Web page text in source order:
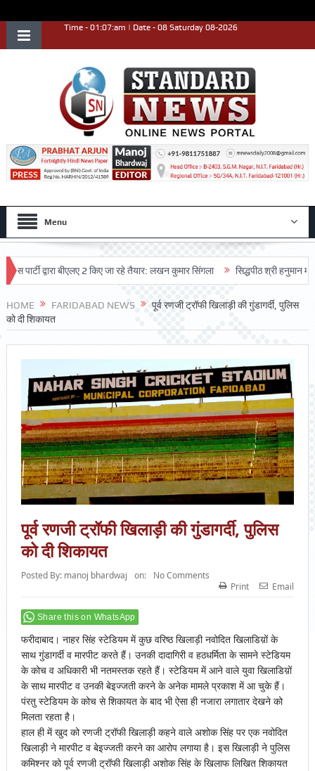
Time - 01:07:am | Date - 08 Saturday 08-2026
Menu
द्वारा बीएलए 2 किए जा रहे तैयार: लखन कुमार सिंगला सिद्धपीठ श्री हनुमान मंदिर का
HOME FARIDABAD NEWS
पूर्व रणजी ट्रॉफी खिलाड़ी की गुंडागर्दी, पुलिस
को दी शिकायत
पूर्व रणजी ट्रॉफी खिलाड़ी की गुंडागर्दी, पुलिस
को दी शिकायत
Posted By: manoj bhardwaj on:
No Comments
Print
Email
Share this on WhatsApp
फरीदाबाद। नाहर सिंह स्टेडियम में कुछ वरिष्ठ खिलाड़ी नवोदित खिलाडिय़ों के
साथ गुंडागर्दी व मारपीट करते हैं। उनकी दादागिरी व हठधर्मिता के सामने स्टेडियम
के कोच व अधिकारी भी नतमस्तक रहते हैं। स्टेडियम में आने वाले युवा खिलाडिय़ों
के साथ मारपीट व उनकी बेइज्जती करने के अनेक मामले प्रकाश में आ चुके हैं।
पंरतु स्टेडियम के कोच से शिकायत के बाद भी ऐसा ही नजारा लगातार देखने को
मिलता रहता है।
हाल ही में खुद को रणजी ट्रॉफी खिलाड़ी कहने वाले अशोक सिंह पर एक नवोदित
खिलाड़ी ने मारपीट व बेइज्जती करने का आरोप लगाया है। इस खिलाड़ी ने पुलिस
कमिश्नर को पूर्व रणजी ट्रॉफी खिलाड़ी अशोक सिंह के खिलाफ लिखित शिकायत